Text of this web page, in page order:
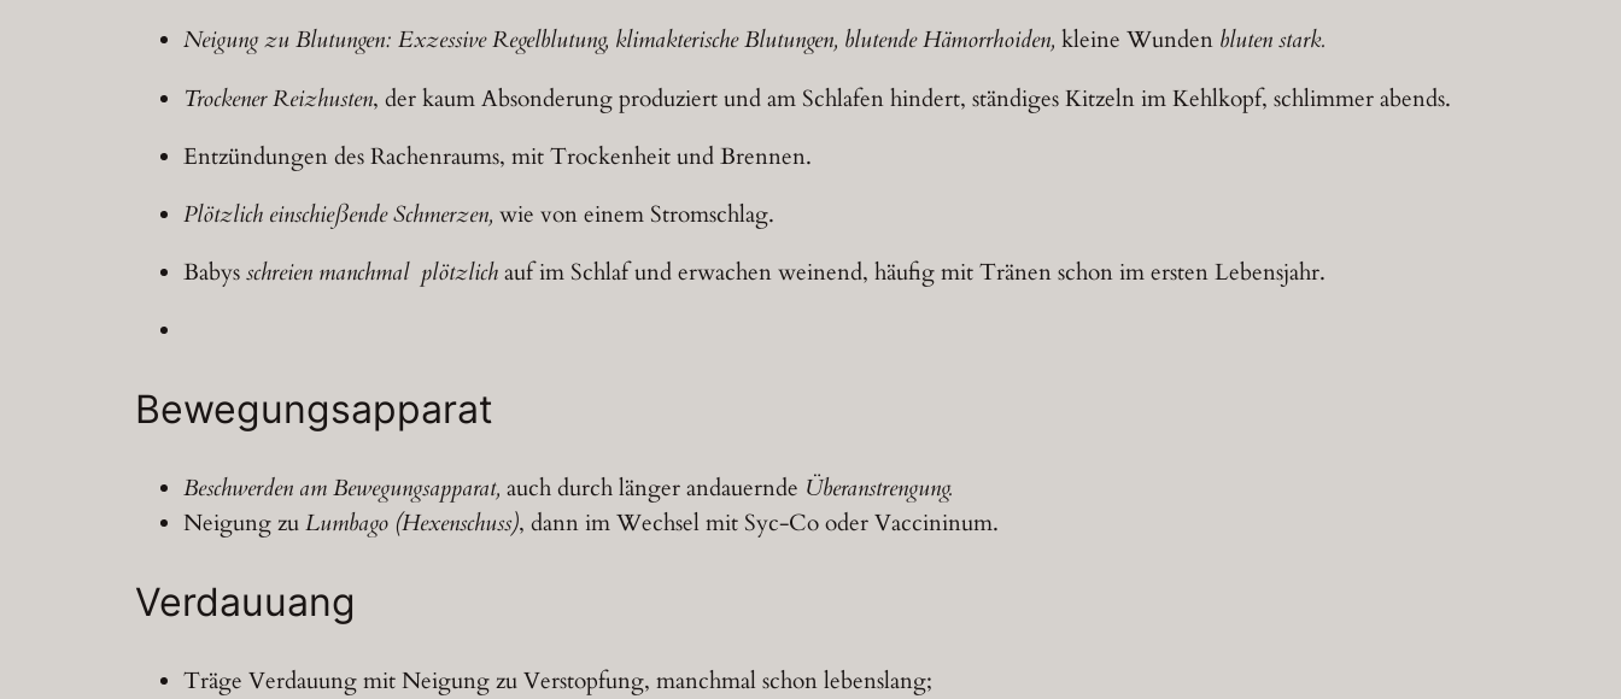
Neigung zu Blutungen: Exzessive Regelblutung, klimakterische Blutungen, blutende Hämorrhoiden, kleine Wunden bluten stark.
Trockener Reizhusten, der kaum Absonderung produziert und am Schlafen hindert, ständiges Kitzeln im Kehlkopf, schlimmer abends.
Entzündungen des Rachenraums, mit Trockenheit und Brennen.
Plötzlich einschießende Schmerzen, wie von einem Stromschlag.
Babysschreien manchmal plötzlichauf im Schlaf und erwachen weinend, häufig mit Tränen schon im ersten Lebensjahr.
Bewegungsapparat
Beschwerden am Bewegungsapparat, auch durch länger andauernde Überanstrengung.
Neigung zuLumbago (Hexenschuss), dann im Wechsel mit Syc-Co oder Vaccininum.
Verdauuang
Träge Verdauung mit Neigung zu Verstopfung, manchmal schon lebenslang;